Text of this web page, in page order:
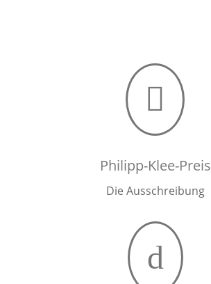

Philipp-Klee-Preis
Die Ausschreibung
d